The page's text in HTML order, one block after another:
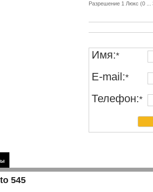
Разрешение 1 Люкс (0 ...
Имя:*
E-mail:*
Телефон:*
545